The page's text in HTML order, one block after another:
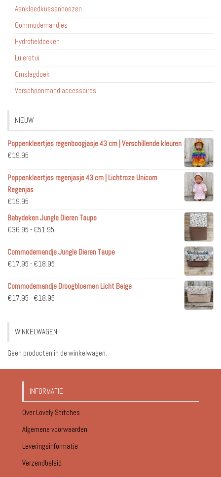
Aankleedkussenhoezen
Commodemandjes
Hydrofieldoeken
Luieretui
Omslagdoek
Verschoonmand accessoires
NIEUW
Poppenkleertjes regenboogjasje 43 cm | Verschillende kleuren
€19.95
Poppenkleertjes regenjasje 43 cm | Lichtroze Unicorn
Regenjas
€19.95
Babydeken Jungle Dieren Taupe
€36.95 - €51.95
tot
€51.95
Commodemandje Jungle Dieren Taupe
€17.95 - €18.95
tot
Commodemandje Droogbloemen Licht Beige
€17.95 - €18.95
€18.95
WINKELWAGEN
Geen producten in de winkelwagen.
INFORMATIE
Over Lovely Stitches
Algemene voorwaarden
Leveringsinformatie
Verzendbeleid